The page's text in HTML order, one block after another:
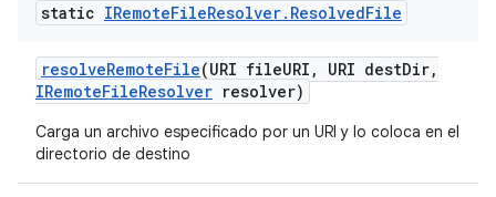
static IRemoteFileResolver. ResolvedFile
resolveRemoteFile(URI fileURI , URI destDir,
IRemoteFileResolver resolver)
Carga un archivo especificado por un URI y lo coloca en el
directorio de destino